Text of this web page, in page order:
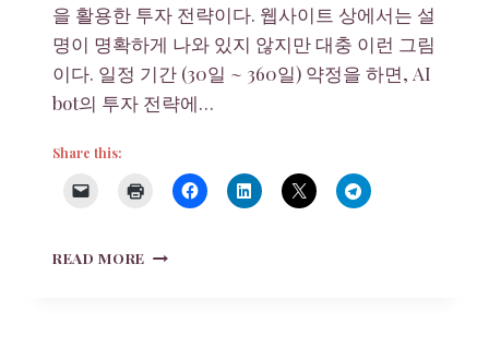
을 활용한 투자 전략이다. 웹사이트 상에서는 설
명이 명확하게 나와 있지 않지만 대충 이런 그림
이다. 일정 기간 (30일 ~ 360일) 약정을 하면, AI
bot의 투자 전략에…
Share this:
READ MORE BITRADEX